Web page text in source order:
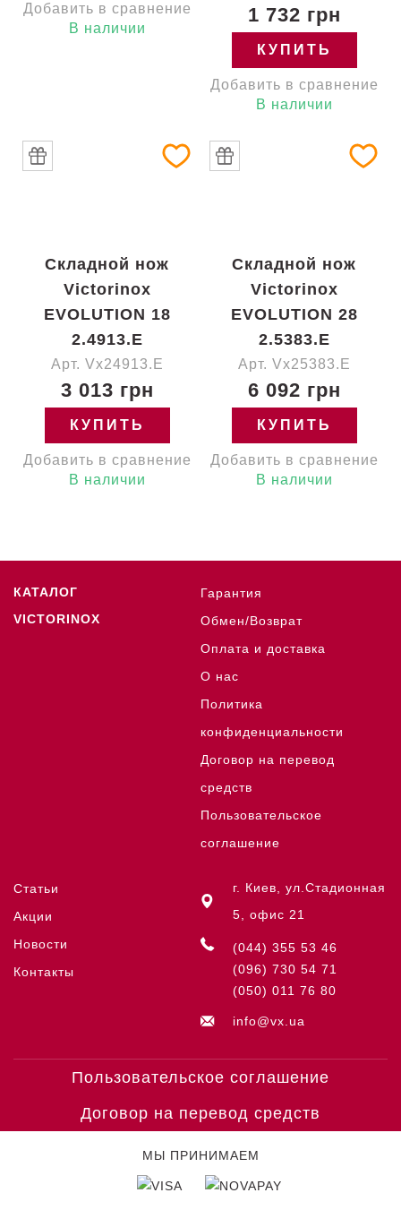
Добавить в сравнение
В наличии
1 732 грн
КУПИТЬ
Добавить в сравнение
В наличии
Складной нож
Victorinox
EVOLUTION 18
2.4913.E
Арт. Vx24913.E
3 013 грн
КУПИТЬ
Добавить в сравнение
В наличии
Складной нож
Victorinox
EVOLUTION 28
2.5383.E
Арт. Vx25383.E
6 092 грн
КУПИТЬ
Добавить в сравнение
В наличии
КАТАЛОГ
VICTORINOX
Гарантия
Обмен/Возврат
Оплата и доставка
О нас
Политика
конфиденциальности
Договор на перевод
средств
Пользовательское
соглашение
Статьи
Акции
Новости
Контакты
г. Киев, ул.Стадионная
5, офис 21
(044) 355 53 46
(096) 730 54 71
(050) 011 76 80
info@vx.ua
Пользовательское соглашение
Договор на перевод средств
МЫ ПРИНИМАЕМ